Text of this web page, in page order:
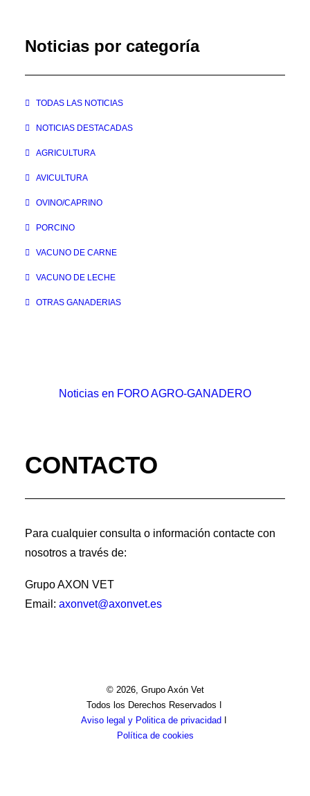
Noticias por categoría
TODAS LAS NOTICIAS
NOTICIAS DESTACADAS
AGRICULTURA
AVICULTURA
OVINO/CAPRINO
PORCINO
VACUNO DE CARNE
VACUNO DE LECHE
OTRAS GANADERIAS
Noticias en FORO AGRO-GANADERO
CONTACTO
Para cualquier consulta o información contacte con
nosotros a través de:
Grupo AXON VET
Email: axonvet@axonvet.es
© 2026, Grupo Axón Vet
Todos los Derechos Reservados ǀ
Aviso legal y Politica de privacidad
Política de cookies